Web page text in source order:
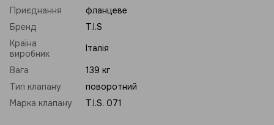
Приєднання
фланцеве
Бренд
T.I.S
Країна
виробник
Італія
Вага
139 кг
Тип клапану
поворотний
Марка клапану
T.I.S. 071